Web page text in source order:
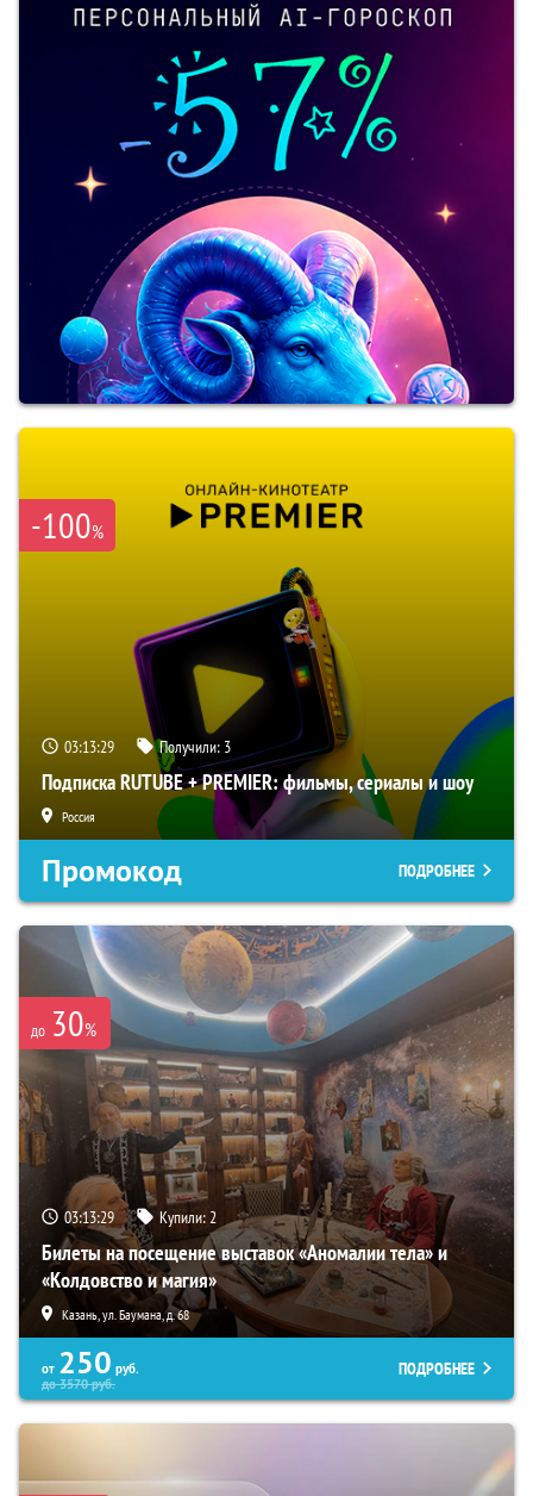
-100%
03:13:28 Получили: 3
Подписка RUTUBE + PREMIER: фильмы, сериалы и шоу
Россия
Промокод ПОДРОБНЕЕ
до 30%
03:13:28 Купили:2
Билеты на посещение выставок «Аномалии тела» и
«Колдовство и магия»
Казань, ул. Баумана, д. 68
от 250 руб.
до3570руб.
ПОДРОБНЕЕ